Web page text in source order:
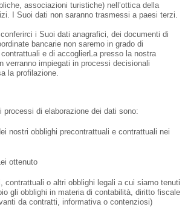
associazioni turistiche) nell’ottica della
I Suoi dati non saranno trasmessi a paesi terzi.
i Suoi dati anagrafici, dei documenti di
bancarie non saremo in grado di
e di accoglierLa presso la nostra
verranno impiegati in processi decisionali
la profilazione.
processi di elaborazione dei dati sono:
nostri obblighi precontrattuali e contrattuali nei
ottenuto
contrattuali o altri obblighi legali a cui siamo tenuti
gli obblighi in materia di contabilità, diritto fiscale
da contratti, informativa o contenziosi)